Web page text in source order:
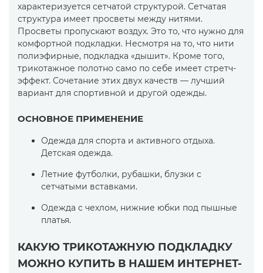
характеризуется сетчатой структурой. Сетчатая
структура имеет просветы между нитями.
Просветы пропускают воздух. Это то, что нужно для
комфортной подкладки. Несмотря на то, что нити
полиэфирные, подкладка «дышит». Кроме того,
трикотажное полотно само по себе имеет стретч-
эффект. Сочетание этих двух качеств — лучший
вариант для спортивной и другой одежды.
ОСНОВНОЕ ПРИМЕНЕНИЕ
Одежда для спорта и активного отдыха.
Детская одежда.
Летние футболки, рубашки, блузки с
сетчатыми вставками.
Одежда с чехлом, нижние юбки под пышные
платья.
КАКУЮ ТРИКОТАЖНУЮ ПОДКЛАДКУ
МОЖНО КУПИТЬ В НАШЕМ ИНТЕРНЕТ-